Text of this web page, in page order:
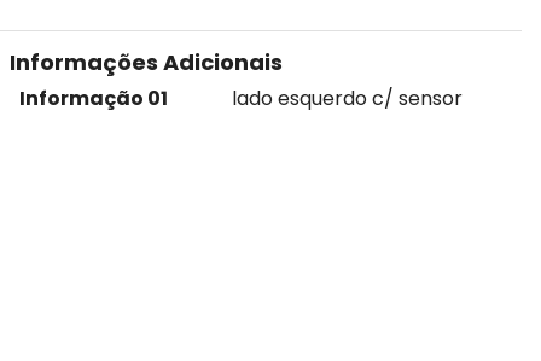
Informações Adicionais
Informação 01 lado esquerdo c/ sensor